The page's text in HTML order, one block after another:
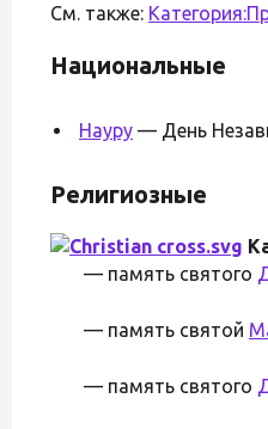
См. также:
Национальные
Науру — День
Религиозные
— память святого
— память святой
— память святого